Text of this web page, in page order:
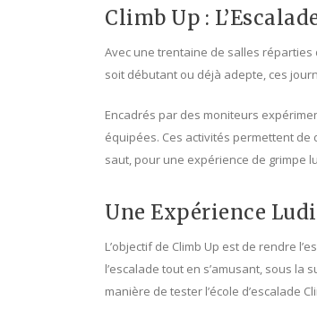
Climb Up :
Avec une trentaine de salles
soit débutant ou déjà adepte, ces
Encadrés par des moniteurs
équipées. Ces activités permettent
saut, pour une expérience de grimpe
Une Expérience
L’objectif de Climb Up est de rendre
l’escalade tout en s’amusant, sous
manière de tester l’école d’escalade